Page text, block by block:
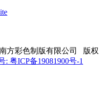
方彩色制版有限公司 版权
: 粤ICP备19081900号-1